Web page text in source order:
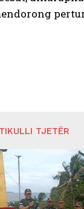
TJETËR